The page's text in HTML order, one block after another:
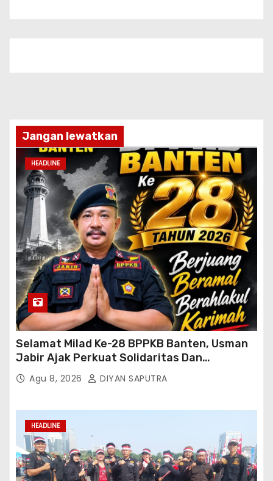
Jangan lewatkan
HEADLINE
Selamat Milad Ke-28 BPPKB Banten, Usman
Jabir Ajak Perkuat Solidaritas Dan
Kebersamaan
Agu 8, 2026 DIYAN SAPUTRA
HEADLINE